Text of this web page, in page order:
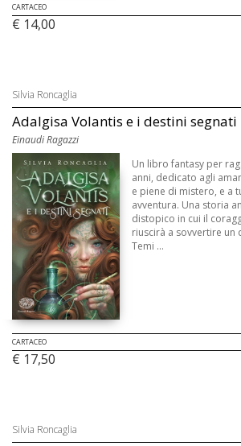
CARTACEO
€ 14,00
Silvia Roncaglia
Adalgisa Volantis e i destini segnati
Einaudi Ragazzi
Un libro fantasy per
anni, dedicato agli
e piene di mistero, e a
avventura. Una storia
distopico in cui il
riuscirà a sovvertire un
Temi ...
CARTACEO
€ 17,50
Silvia Roncaglia